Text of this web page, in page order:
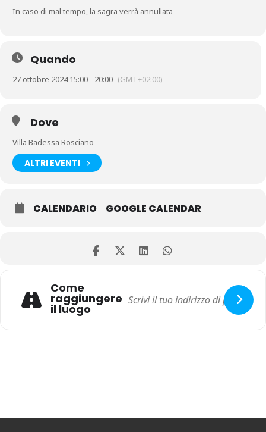
In caso di mal tempo, la sagra verrà annullata
Quando
27 ottobre 2024 15:00 - 20:00 (GMT+02:00)
Dove
Villa Badessa Rosciano
ALTRI EVENTI
CALENDARIO GOOGLE CALENDAR
Come
raggiungere
il luogo